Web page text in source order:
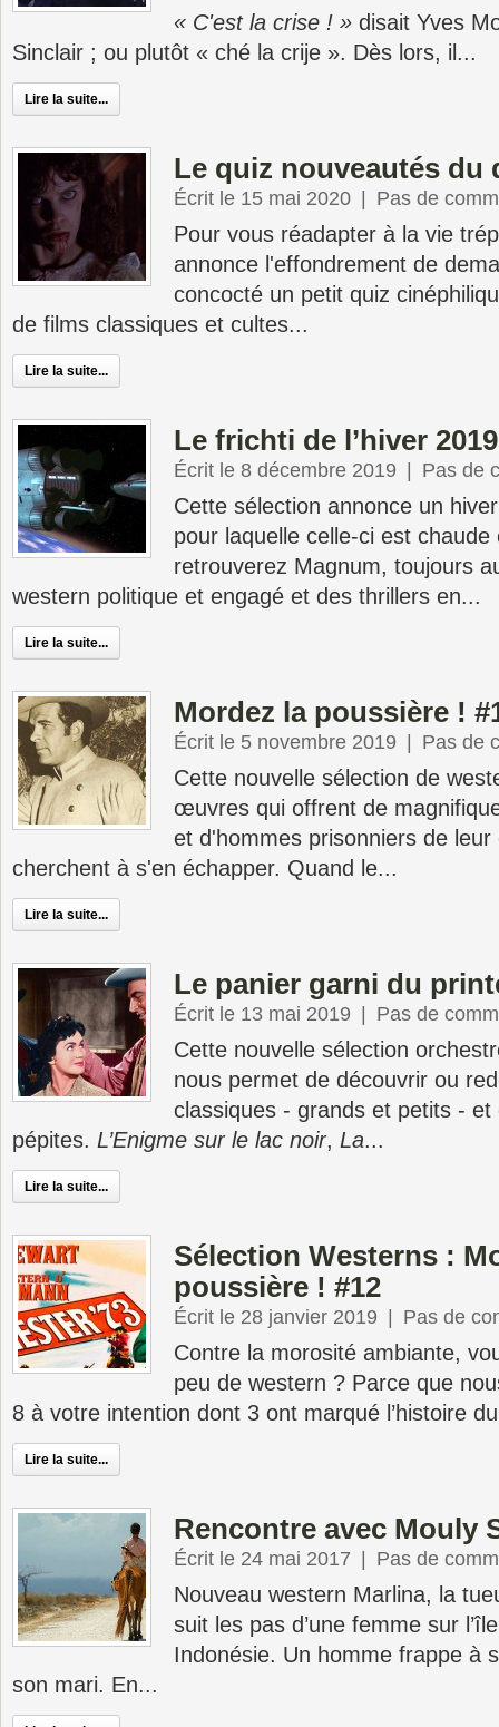
« C'est la crise ! » disait Yves
Sinclair ; ou plutôt « ché la crije ». Dès lors, il...
Lire la suite...
Le quiz nouveautés du
Écrit le 15 mai 2020 Pas de
Pour vous réadapter à la vie
annonce l'effondrement de
concocté un petit quiz
de films classiques et cultes...
Lire la suite...
Le frichti de l’hiver
Écrit le 8 décembre 2019 Pas de
Cette sélection annonce un
pour laquelle celle-ci est chaude
retrouverez Magnum, toujours
western politique et engagé et des thrillers en...
Lire la suite...
Mordez la poussière !
Écrit le 5 novembre 2019 Pas de
Cette nouvelle sélection de
œuvres qui offrent de
et d'hommes prisonniers de leur
cherchent à s'en échapper. Quand le...
Lire la suite...
Le panier garni du
Écrit le 13 mai 2019 Pas de
Cette nouvelle sélection
nous permet de découvrir ou
classiques - grands et petits - et
pépites. L’Enigme sur le lac noir, La...
Lire la suite...
Sélection Westerns :
poussière ! #12
Écrit le 28 janvier 2019 Pas de
Contre la morosité ambiante,
peu de western ? Parce que
8 à votre intention dont 3 ont marqué l’histoire
Lire la suite...
Rencontre avec Mouly
Écrit le 24 mai 2017 Pas de
Nouveau western Marlina, la
suit les pas d’une femme sur
Indonésie. Un homme frappe à
son mari. En...